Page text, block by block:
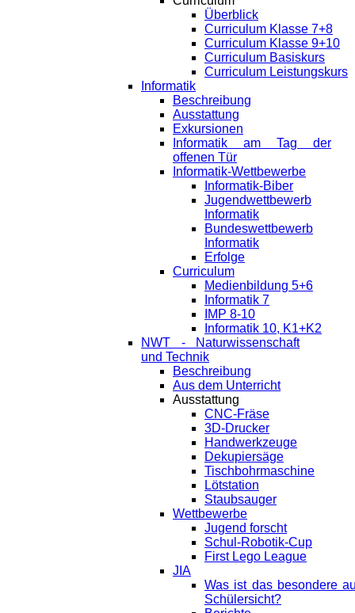
Überblick
Curriculum Klasse 7+8
Curriculum Klasse 9+10
Curriculum Basiskurs
Curriculum Leistungskurs
Informatik
Beschreibung
Ausstattung
Exkursionen
Informatik am Tag der
offenen Tür
Informatik-Wettbewerbe
Informatik-Biber
Jugendwettbewerb
Informatik
Bundeswettbewerb
Informatik
Erfolge
Curriculum
Medienbildung 5+6
Informatik 7
IMP 8-10
Informatik 10, K1+K2
NWT - Naturwissenschaft
und Technik
Beschreibung
Aus dem Unterricht
Ausstattung
CNC-Fräse
3D-Drucker
Handwerkzeuge
Dekupiersäge
Tischbohrmaschine
Lötstation
Staubsauger
Wettbewerbe
Jugend forscht
Schul-Robotik-Cup
First Lego League
JIA
Was ist das besondere
Schülersicht?